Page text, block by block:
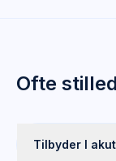
Ofte
Tilbyder I